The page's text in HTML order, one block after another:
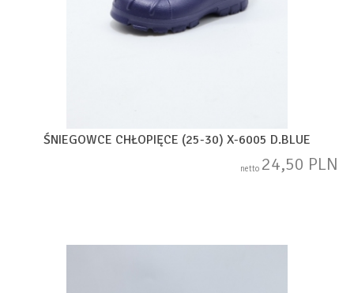
ŚNIEGOWCE CHŁOPIĘCE (25-30) X-6005 D.BLUE
netto 24,50 PLN